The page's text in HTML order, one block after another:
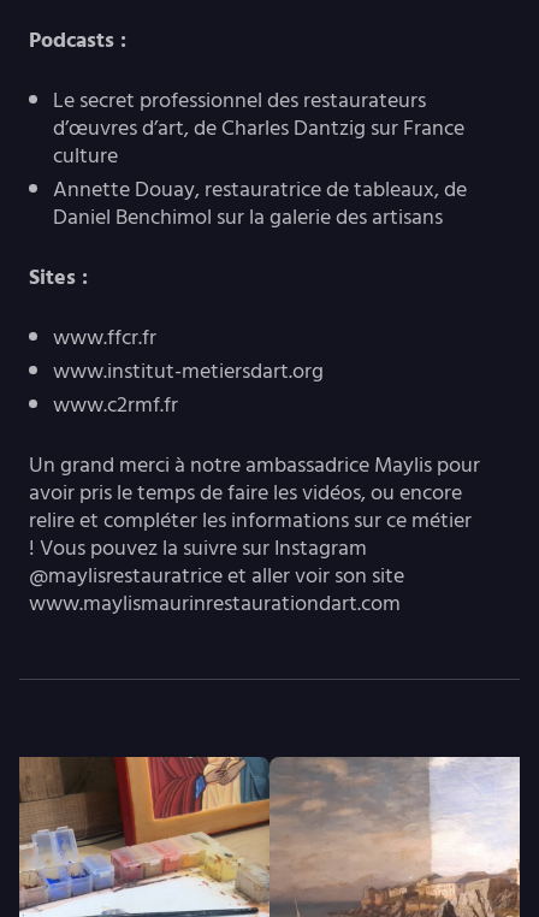
Podcasts :
Le secret professionnel des restaurateurs
d’œuvres d’art, de Charles Dantzig sur France
culture
Annette Douay, restauratrice de tableaux, de
Daniel Benchimol sur la galerie des artisans
Sites :
www.ffcr.fr
www.institut-metiersdart.org
www.c2rmf.fr
Un grand merci à notre ambassadrice Maylis pour
avoir pris le temps de faire les vidéos, ou encore
relire et compléter les informations sur ce métier
! Vous pouvez la suivre sur Instagram
@maylisrestauratrice et aller voir son site
www.maylismaurinrestaurationdart.com